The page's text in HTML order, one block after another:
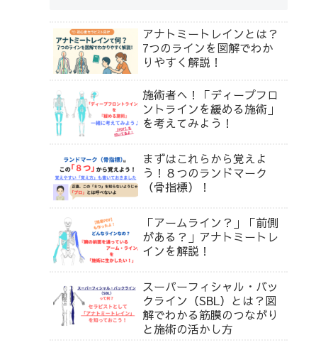
アナトミートレインとは？
7つのラインを図解でわか
りやすく解説！
施術者へ！「ディープフロ
ントラインを緩める施術」
を考えてみよう！
まずはこれらから覚えよ
う！８つのランドマーク
（骨指標）！
「アームライン？」「前側
がある？」アナトミートレ
インを解説！
スーパーフィシャル・バッ
クライン（SBL）とは？図
解でわかる筋膜のつながり
と施術の活かし方